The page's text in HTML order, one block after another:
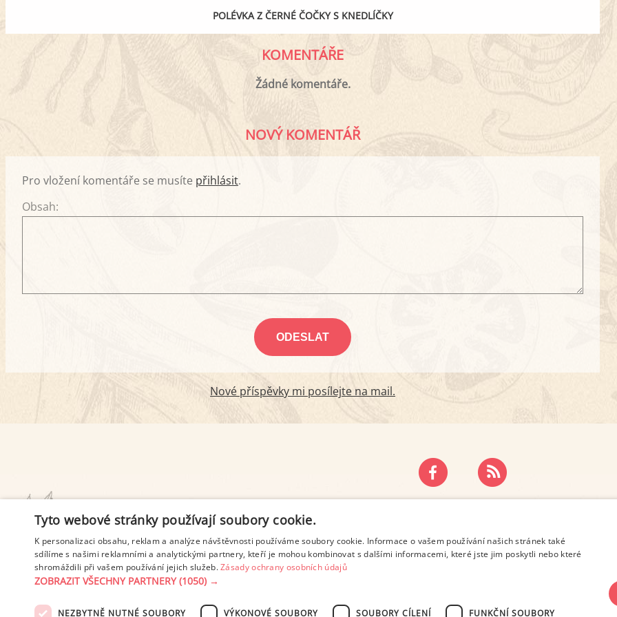
POLÉVKA Z ČERNÉ ČOČKY S KNEDLÍČKY
KOMENTÁŘE
Žádné komentáře.
NOVÝ KOMENTÁŘ
Pro vložení komentáře se musíte přihlásit.
Obsah:
Nové příspěvky mi posílejte na mail.
PODMÍNKY UŽITÍ ZÁSADY OCHRANY OSOBNÍCH ÚDAJŮ
Tyto webové stránky používají soubory cookie.
K personalizaci obsahu, reklam a analýze návštěvnosti používáme soubory cookie. Informace o vašem používání našich stránek také
sdílíme s našimi reklamními a analytickými partnery, kteří je mohou kombinovat s dalšími informacemi, které jste jim poskytli nebo které
shromáždili při vašem používání jejich služeb.Zásady ochrany osobních údajů
ZOBRAZIT VŠECHNY PARTNERY(1050) →
NEZBYTNĚ NUTNÉ SOUBORY VÝKONOVÉ SOUBORY SOUBORY CÍLENÍ FUNKČNÍ SOUBORY